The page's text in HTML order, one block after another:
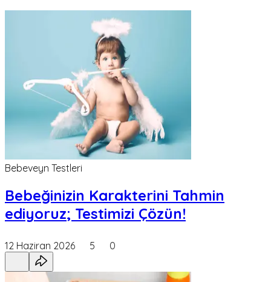
Bebeveyn Testleri
Bebeğinizin Karakterini Tahmin
ediyoruz; Testimizi Çözün!
12 Haziran 2026 5 0